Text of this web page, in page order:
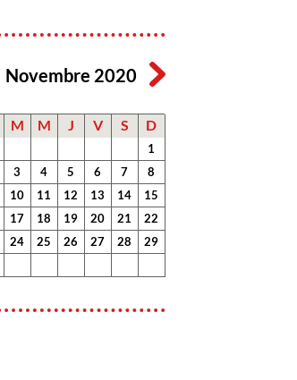
Novembre 2020
M M J V S D
1
3 4 5 6 7
8
10 11 12 13 14
15
17 18 19 20 21
22
24 25 26 27 28
29